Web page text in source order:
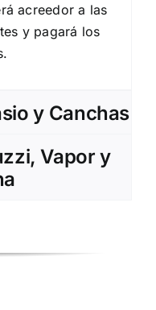
acreedor a las
y pagará los
y Canchas
Vapor y